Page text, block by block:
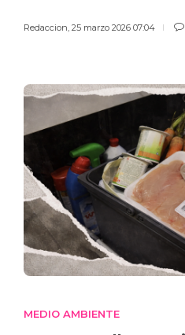
Redaccion, 25 marzo 2026 07:04
MEDIO AMBIENTE